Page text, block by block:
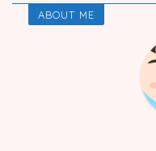
ABOUT ME